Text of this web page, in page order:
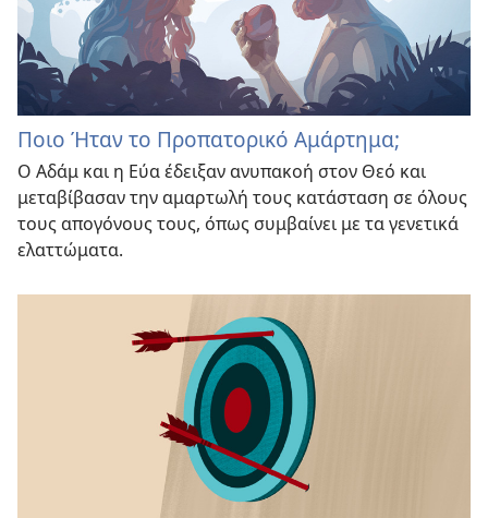
Ποιο Ήταν το Προπατορικό Αμάρτημα;
Ο Αδάμ και η Εύα έδειξαν ανυπακοή στον Θεό και
μεταβίβασαν την αμαρτωλή τους κατάσταση σε όλους
τους απογόνους τους, όπως συμβαίνει με τα γενετικά
ελαττώματα.